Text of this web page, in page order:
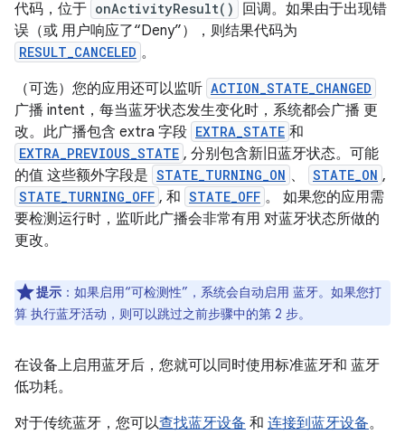
代码，位于 onActivityResult()
回调。如果由于出现错
误（或 用户响应了“Deny”），则结果代码为
RESULT_CANCELED 。
（可选）您的应用还可以监听 ACTION_STATE_CHANGED
广播 intent，每当蓝牙状态发生变化时，系统都会广播 更
改。此广播包含 extra 字段 EXTRA_STATE 和
EXTRA_PREVIOUS_STATE , 分别包含新旧蓝牙状态。可能
的值 这些额外字段是 STATE_TURNING_ON 、 STATE_ON ,
STATE_TURNING_OFF , 和 STATE_OFF 。 如果您的应用需
要检测运行时，监听此广播会非常有用 对蓝牙状态所做的
更改。
提示 ：如果启用“可检测性”，系统会自动启用 蓝牙。如果您打
算 执行蓝牙活动，则可以跳过之前步骤中的第 2 步。
在设备上启用蓝牙后，您就可以同时使用标准蓝牙和 蓝牙
低功耗。
对于传统蓝牙，您可以查找蓝牙设备 和 连接到蓝牙设备。